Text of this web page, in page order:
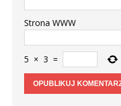
Strona WWW
5 × 3 =